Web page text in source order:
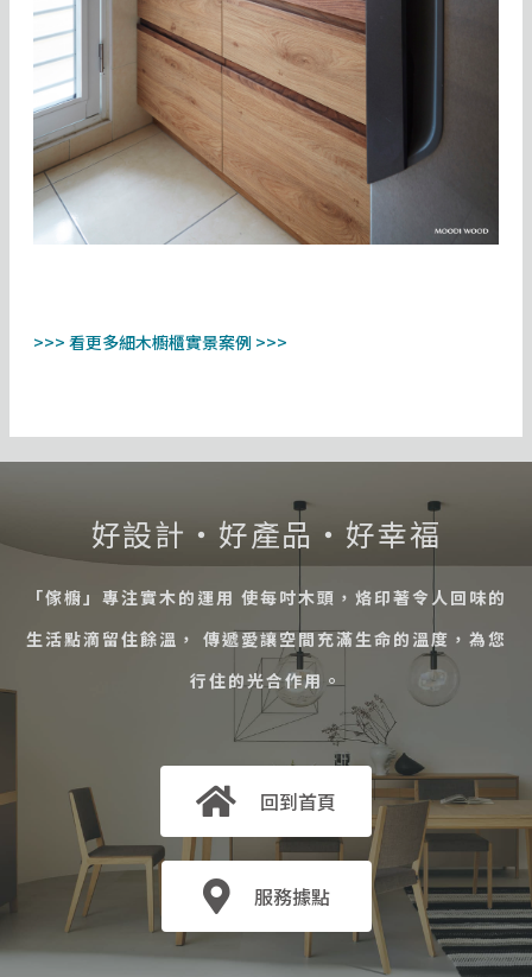
>>> 看更多細木櫥櫃實景案例 >>>
好設計・好產品・好幸福
「傢櫥」專注實木的運用 使每吋木頭，烙印著令人回味的
生活點滴留住餘溫， 傳遞愛讓空間充滿生命的溫度，為您
行住的光合作用。
回到首頁
服務據點